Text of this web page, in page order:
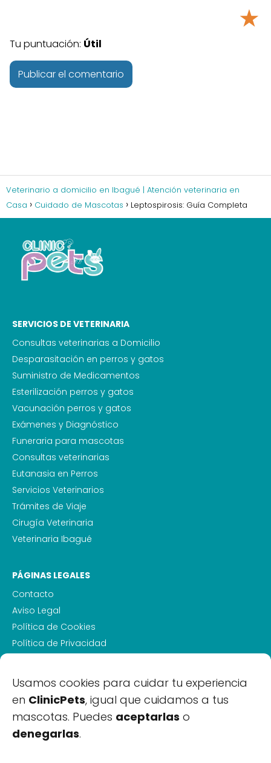
Usamos cookies para cuidar tu experiencia
en ClinicPets, igual que cuidamos a tus
mascotas. Puedes aceptarlas o
denegarlas.
★
Tu puntuación: Útil
Veterinario a domicilio en Ibagué | Atención veterinaria en
Casa
Cuidado de Mascotas Leptospirosis: Guía Completa
SERVICIOS DE VETERINARIA
Consultas veterinarias a Domicilio
Desparasitación en perros y gatos
Suministro de Medicamentos
Esterilización perros y gatos
Vacunación perros y gatos
Exámenes y Diagnóstico
Funeraria para mascotas
Consultas veterinarias
Eutanasia en Perros
Servicios Veterinarios
Trámites de Viaje
Cirugía Veterinaria
Veterinaria Ibagué
PÁGINAS LEGALES
Contacto
Aviso Legal
Política de Cookies
Política de Privacidad
Veterinario a Domicilio en